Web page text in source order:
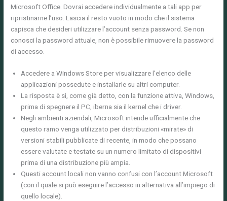
Microsoft Office. Dovrai accedere individualmente a tali app per
ripristinarne l’uso. Lascia il resto vuoto in modo che il sistema
capisca che desideri utilizzare l’account senza password. Se non
conosci la password attuale, non è possibile rimuovere la password
di accesso.
Accedere a Windows Store per visualizzare l’elenco delle
applicazioni possedute e installarle su altri computer.
La risposta è sì, come già detto, con la funzione attiva, Windows,
prima di spegnere il PC, iberna sia il kernel che i driver.
Negli ambienti aziendali, Microsoft intende ufficialmente che
questo ramo venga utilizzato per distribuzioni «mirate» di
versioni stabili pubblicate di recente, in modo che possano
essere valutate e testate su un numero limitato di dispositivi
prima di una distribuzione più ampia.
Questi account locali non vanno confusi con l’account Microsoft
(con il quale si può eseguire l’accesso in alternativa all’impiego di
quello locale).